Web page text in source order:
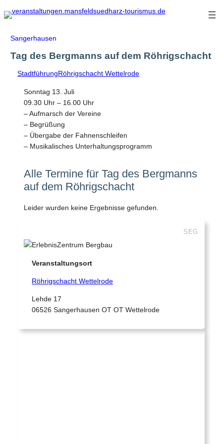
Zum
Inhalt
Sangerhausen
Tag des Bergmanns auf dem Röhrigschacht
StadtführungRöhrigschacht Wettelrode
Sonntag 13. Juli
09.30 Uhr – 16.00 Uhr
– Aufmarsch der Vereine
– Begrüßung
– Übergabe der Fahnenschleifen
– Musikalisches Unterhaltungsprogramm
Alle Termine für Tag des Bergmanns
auf dem Röhrigschacht
Leider wurden keine Ergebnisse gefunden.
SEG
Veranstaltungsort
Röhrigschacht Wettelrode
Lehde 17
06526 Sangerhausen OT OT Wettelrode